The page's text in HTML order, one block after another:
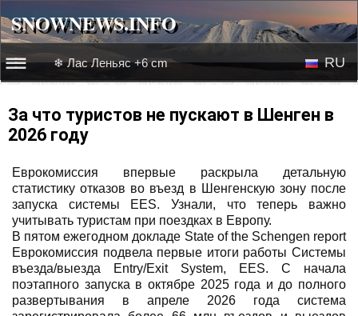
SNOWNEWS.INFO
☰☰
Веб-камеры
Лыжное видео
❄ Лас Леньяс +6 cm RU
За что туристов не пускают в Шенген в
2026 году
Еврокомиссия впервые раскрыла детальную
статистику отказов во въезд в Шенгенскую зону после
запуска системы EES. Узнали, что теперь важно
учитывать туристам при поездках в Европу.
В пятом ежегодном докладе State of the Schengen report
Еврокомиссия подвела первые итоги работы Системы
въезда/выезда Entry/Exit System, EES. С начала
поэтапного запуска в октябре 2025 года и до полного
развертывания в апреле 2026 года система